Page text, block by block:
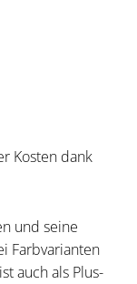
Kosten dank
und seine
Farbvarianten
auch als Plus-